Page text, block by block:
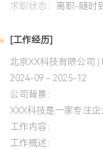
求职状态： 离职-随时
[工作经历]
北京XX科技有限公司 |
2024-09 - 2025-12
公司背景：
XXX科技是一家专注
工作内容：
工作概述：